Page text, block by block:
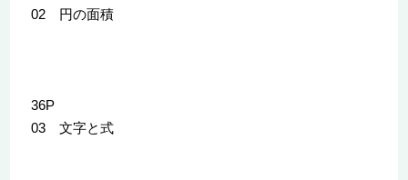
02 円の面積
36P
03 文字と式